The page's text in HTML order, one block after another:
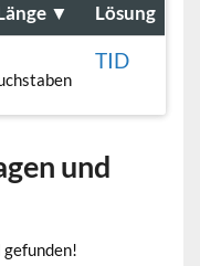
▼ Lösung
TID
und
gefunden!